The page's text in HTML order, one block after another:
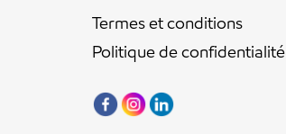
Termes et conditions
Politique de confidentialité